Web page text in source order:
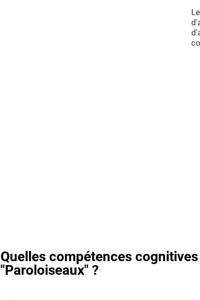
Quelles compétences
"Paroloiseaux" ?